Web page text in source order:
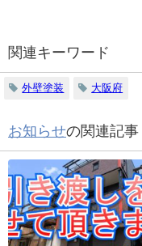
関連キーワード
外壁塗装 大阪府
お知らせの関連記事